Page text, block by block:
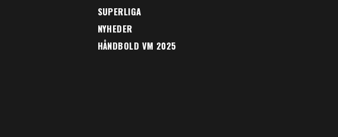
SUPERLIGA
NYHEDER
HÅNDBOLD VM 2025